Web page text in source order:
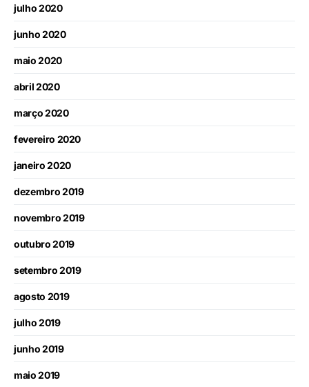
julho 2020
junho 2020
maio 2020
abril 2020
março 2020
fevereiro 2020
janeiro 2020
dezembro 2019
novembro 2019
outubro 2019
setembro 2019
agosto 2019
julho 2019
junho 2019
maio 2019